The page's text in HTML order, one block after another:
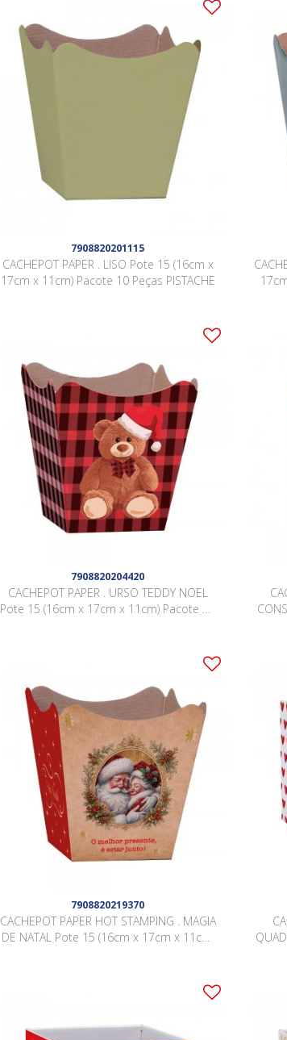
7908820201115
CACHEPOT PAPER . LISO Pote 15 (16cm x
17cm x 11cm) Pacote 10 Peças PISTACHE
7908820204420
CACHEPOT PAPER . URSO TEDDY NOEL
Pote 15 (16cm x 17cm x 11cm) Pacote 10
7908820219370
CACHEPOT PAPER HOT STAMPING . MAGIA
DE NATAL Pote 15 (16cm x 17cm x 11cm)